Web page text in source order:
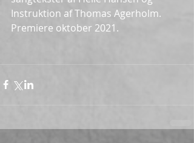
Instruktion af Thomas Agerholm.
Premiere oktober 2021.